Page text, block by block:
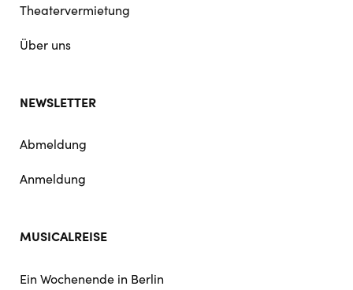
Theatervermietung
Über uns
NEWSLETTER
Abmeldung
Anmeldung
MUSICALREISE
Ein Wochenende in Berlin